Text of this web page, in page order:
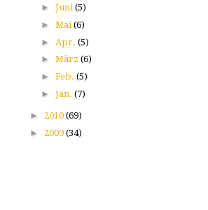
► Juni(5)
► Mai (6)
► Apr. (5)
► März (6)
► Feb. (5)
► Jan. (7)
► 2010 (69)
► 2009 (34)